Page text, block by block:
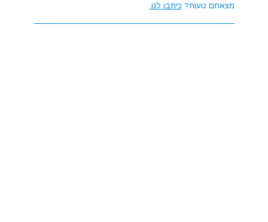
מצאתם טעות? כיתבו לנו.